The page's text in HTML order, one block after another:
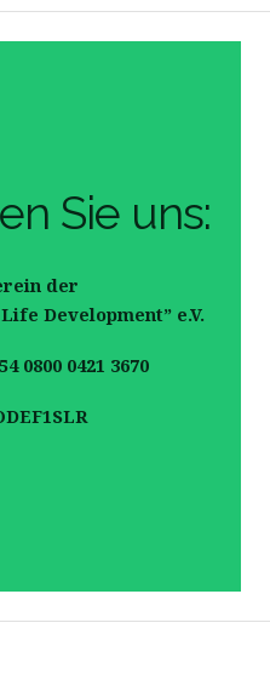
Sie uns:
der
Development” e.V.
0800 0421 3670